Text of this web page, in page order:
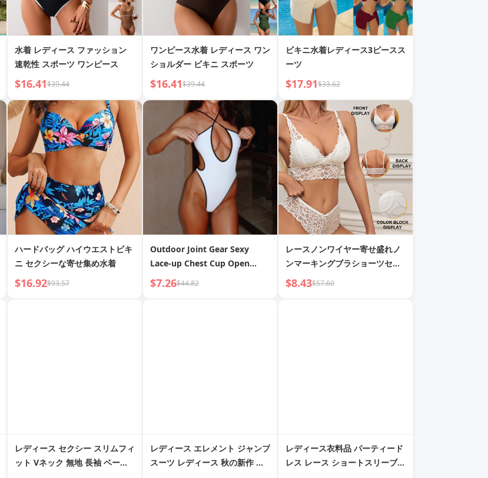
水着 レディース ファッション
速乾性 スポーツ ワンピース
$16.41$39.44
ワンピース水着 レディース ワン
ショルダー ビキニ スポーツ
$16.41$39.44
ビキニ水着レディース3ピースス
ーツ
$17.91$33.62
ハードバッグ ハイウエストビキ
ニ セクシーな寄せ集め水着
$16.92$93.57
Outdoor Joint Gear Sexy
Lace-up Chest Cup Open
Back Swimsuit
$7.26$44.82
レースノンワイヤー寄せ盛れノ
ンマーキングブラショーツセッ
ト
$8.43$57.60
レディース セクシー スリムフィ
ット Vネック 無地 長袖 ベース
レディース エレメント ジャンプ
スーツ レディース 秋の新作 セ
レディース衣料品 パーティード
レス レース ショートスリーブ V